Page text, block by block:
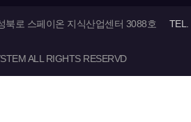
북로 스페이온 지식산업센터 3088호
TEL.
ALL RIGHTS RESERVD